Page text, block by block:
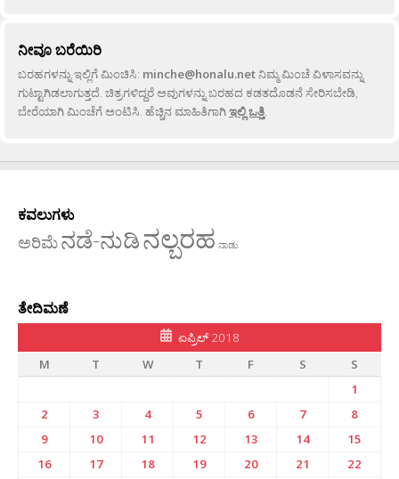
ನೀವೂ ಬರೆಯಿರಿ
ಬರಹಗಳನ್ನು ಇಲ್ಲಿಗೆ ಮಿಂಚಿಸಿ: minche@honalu.netನಿಮ್ಮ ಮಿಂಚೆ ವಿಳಾಸವನ್ನು
ಗುಟ್ಟಾಗಿಡಲಾಗುತ್ತದೆ. ಚಿತ್ರಗಳಿದ್ದರೆ ಅವುಗಳನ್ನು ಬರಹದ ಕಡತದೊಡನೆ ಸೇರಿಸಬೇಡಿ,
ಬೇರೆಯಾಗಿ ಮಿಂಚೆಗೆ ಅಂಟಿಸಿ. ಹೆಚ್ಚಿನ ಮಾಹಿತಿಗಾಗಿಇಲ್ಲಿ ಒತ್ತಿ.
ಕವಲುಗಳು
ಅರಿಮೆನಡೆ-ನುಡಿನಲ್ಬರಹ ನಾಡು
ತೇದಿಮಣೆ
ಏಪ್ರಿಲ್ 2018
M
T W T F S
S
1
2
3 4 5 6 7
8
9
10 11 12 13 14
15
16
17 18 19 20 21
22